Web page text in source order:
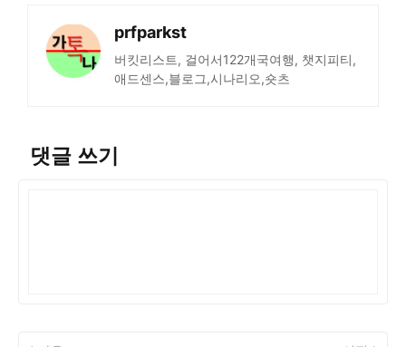
prfparkst
버킷리스트, 걸어서122개국여행, 챗지피티,
애드센스,블로그,시나리오,숏츠
댓글 쓰기